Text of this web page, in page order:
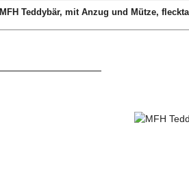
MFH Teddybär, mit Anzug und Mütze,